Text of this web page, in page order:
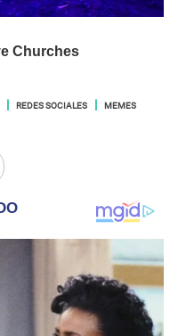
REDES SOCIALES
MEMES